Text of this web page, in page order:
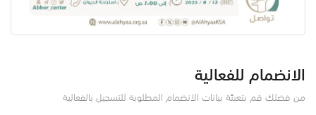
الانضمام للفعالية
من فضلك قم بتعبئة بيانات الانضمام المطلوبة للتسجيل بالفعالية